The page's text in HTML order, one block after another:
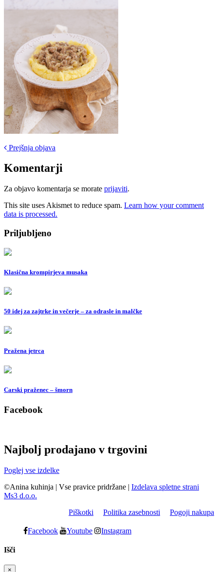
Post
navigation
Prejšnja objava
Komentarji
Za objavo komentarja se morate prijaviti.
This site uses Akismet to reduce spam. Learn how your comment
data is processed.
Priljubljeno
Klasična krompirjeva musaka
50 idej za zajtrke in večerje – za odrasle in malčke
Pražena jetrca
Carski praženec – šmorn
Facebook
Najbolj prodajano v trgovini
Poglej vse izdelke
©Anina kuhinja | Vse pravice pridržane | Izdelava spletne strani
Ms3 d.o.o.
Piškotki
Politika zasebnosti Pogoji nakupa
Facebook Youtube Instagram
Išči
×